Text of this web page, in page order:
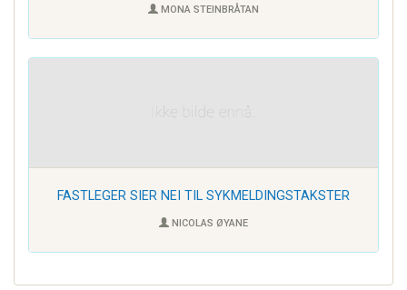
MONA STEINBRÅTAN
FASTLEGER SIER NEI TIL SYKMELDINGSTAKSTER
NICOLAS ØYANE